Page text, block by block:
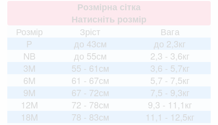
Розмірна сітка
Натисніть розмір
Розмір
Зріст
Вага
P
до 43см
до 2,3кг
NB
до 55см
2,3 - 3,6кг
3M
55 - 61см
3,6 - 5,7кг
6M
61 - 67см
5,7 - 7,5кг
9M
67 - 72см
7,5 - 9,3кг
12M
72 - 78см
9,3 - 11,1кг
18M
78 - 83см
11,1 - 12,5кг